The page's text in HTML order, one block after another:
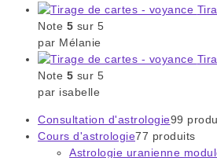
Note 5 sur 5
par Mélanie
Note 5 sur 5
par isabelle
Consultation d'astrologie99
Cours d'astrologie77 produits
Astrologie uranienne